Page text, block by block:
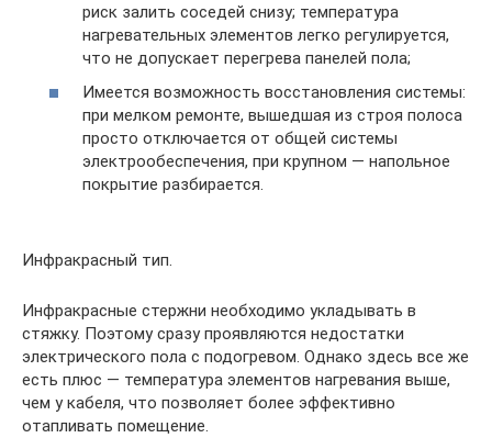
риск залить соседей снизу; температура
нагревательных элементов легко регулируется,
что не допускает перегрева панелей пола;
Имеется возможность восстановления системы:
при мелком ремонте, вышедшая из строя полоса
просто отключается от общей системы
электрообеспечения, при крупном — напольное
покрытие разбирается.
Инфракрасный тип.
Инфракрасные стержни необходимо укладывать в
стяжку. Поэтому сразу проявляются недостатки
электрического пола с подогревом. Однако здесь все же
есть плюс — температура элементов нагревания выше,
чем у кабеля, что позволяет более эффективно
отапливать помещение.